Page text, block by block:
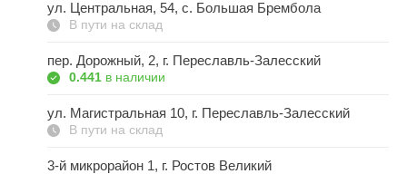
ул. Центральная, 54, c. Большая Брембола
В пути на склад
пер. Дорожный, 2, г. Переславль-Залесский
0.441 в наличии
ул. Магистральная 10, г. Переславль-Залесский
В пути на склад
3-й микрорайон 1, г. Ростов Великий